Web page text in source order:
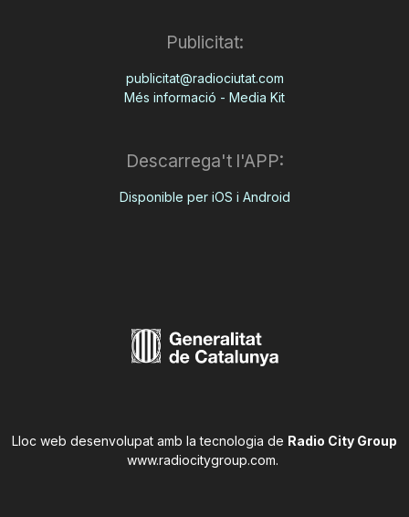
Publicitat:
publicitat@radiociutat.com
Més informació - Media Kit
Descarrega't l'APP:
Disponible per iOS i Android
Lloc web desenvolupat amb la tecnologia de Radio City Group
www.radiocitygroup.com.